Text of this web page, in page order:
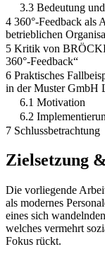
3.3 Bedeutung
4 360°-Feedback als
betrieblichen
5 Kritik von
360°-Feedback“
6 Praktisches
in der Muster GmbH
6.1 Motivation
6.2
7 Schlussbetrachtung
Zielsetzung
Die vorliegende
als modernes
eines sich
welches vermehrt
Fokus rückt.